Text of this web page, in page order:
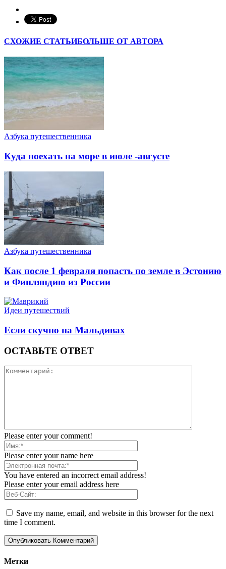
СХОЖИЕ СТАТЬИБОЛЬШЕ ОТ АВТОРА
Азбука путешественника
Куда поехать на море в июле -августе
Азбука путешественника
Как после 1 февраля попасть по земле в Эстонию
и Финляндию из России
Идеи путешествий
Если скучно на Мальдивах
ОСТАВЬТЕ ОТВЕТ
Please enter your comment!
Please enter your name here
You have entered an incorrect email address!
Please enter your email address here
Save my name, email, and website in this browser for the next
time I comment.
Метки